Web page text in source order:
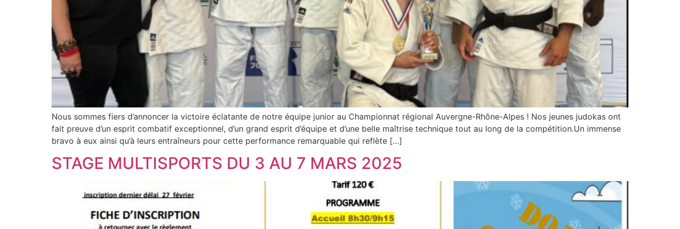
Nous sommes fiers d’annoncer la victoire éclatante de notre équipe junior au Championnat régional Auvergne-Rhône-Alpes ! Nos jeunes judokas ont
fait preuve d’un esprit combatif exceptionnel, d’un grand esprit d’équipe et d’une belle maîtrise technique tout au long de la compétition.Un immense
bravo à eux ainsi qu’à leurs entraîneurs pour cette performance remarquable qui reflète […]
STAGE MULTISPORTS DU 3 AU 7 MARS 2025